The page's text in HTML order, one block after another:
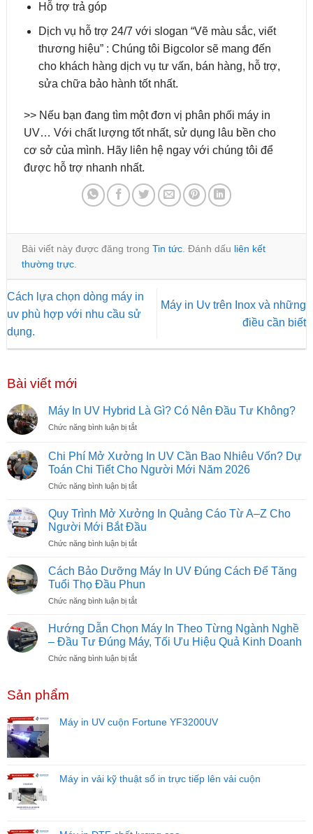
Hỗ trợ trả góp
Dịch vụ hỗ trợ 24/7 với slogan “Vẽ màu sắc, viết
thương hiệu” : Chúng tôi Bigcolor sẽ mang đến
cho khách hàng dịch vụ tư vấn, bán hàng, hỗ trợ,
sửa chữa bảo hành tốt nhất.
>> Nếu bạn đang tìm một đơn vị phân phối máy in
UV… Với chất lượng tốt nhất, sử dụng lâu bền cho
cơ sở của mình. Hãy liên hệ ngay với chúng tôi để
được hỗ trợ nhanh nhất.
Bài viết này được đăng trong Tin tức . Đánh dấu liên kết
thường trực
Cách lựa chọn dòng máy in
uv phù hợp với nhu cầu sử
dụng.
Máy in Uv trên Inox và những
điều cần biết
Bài viết mới
Máy In UV Hybrid Là Gì? Có Nên Đầu Tư Không?
Chức năng bình luận bị tắtở
UV
Hybrid
Là
Có
Nên
Đầu
Tư
Chi Phí Mở Xưởng In UV Cần Bao Nhiêu Vốn? Dự
Toán Chi Tiết Cho Người Mới Năm 2026
Chức năng bình luận bị tắtở
Phí
Mở
Xưởng
In
Cần
Bao
Vốn?
Toán
Chi
Cho
Quy Trình Mở Xưởng In Quảng Cáo Từ A–Z Cho
Người Mới Bắt Đầu
Chức năng bình luận bị tắtở
Trình
Xưởng
In
Cáo
Từ
A–
Z
Đầu
Cách Bảo Dưỡng Máy In UV Đúng Cách Để Tăng
Tuổi Thọ Đầu Phun
Chức năng bình luận bị tắtở
Bảo
Dưỡng
Máy
In
Tăng
Hướng Dẫn Chọn Máy In Theo Từng Ngành Nghề
– Đầu Tư Đúng Máy, Tối Ưu Hiệu Quả Kinh Doanh
Chức năng bình luận bị tắtở
In
–
Sản phẩm
Máy in UV cuộn Fortune YF3200UV
Máy in vải kỹ thuật số in trực tiếp lên vải cuộn